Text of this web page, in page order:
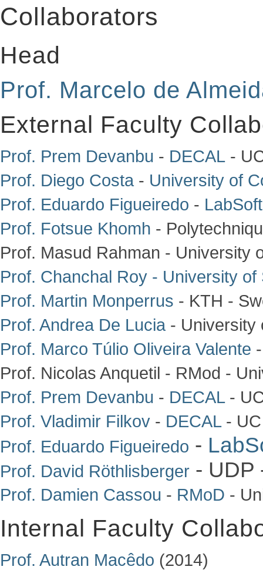
Collaborators
Head
Prof. Marcelo de
External Faculty
Prof. Prem Devanbu - DECAL -
Prof. Diego Costa - University of
Prof. Eduardo Figueiredo - LabSoft
Prof. Fotsue Khomh -
Prof. Masud Rahman - University
Prof. Chanchal Roy - University of
Prof. Martin Monperrus - KTH -
Prof. Andrea De Lucia - University
Prof. Marco Túlio Oliveira Valente
Prof. Nicolas Anquetil - RMod -
Prof. Prem Devanbu - DECAL-
Prof. Vladimir Filkov - DECAL- UC
Prof. Eduardo Figueiredo -
Prof. David Röthlisberger - UDP
Prof. Damien Cassou - RMoD -
Internal Faculty
Prof. Autran Macêdo (2014)